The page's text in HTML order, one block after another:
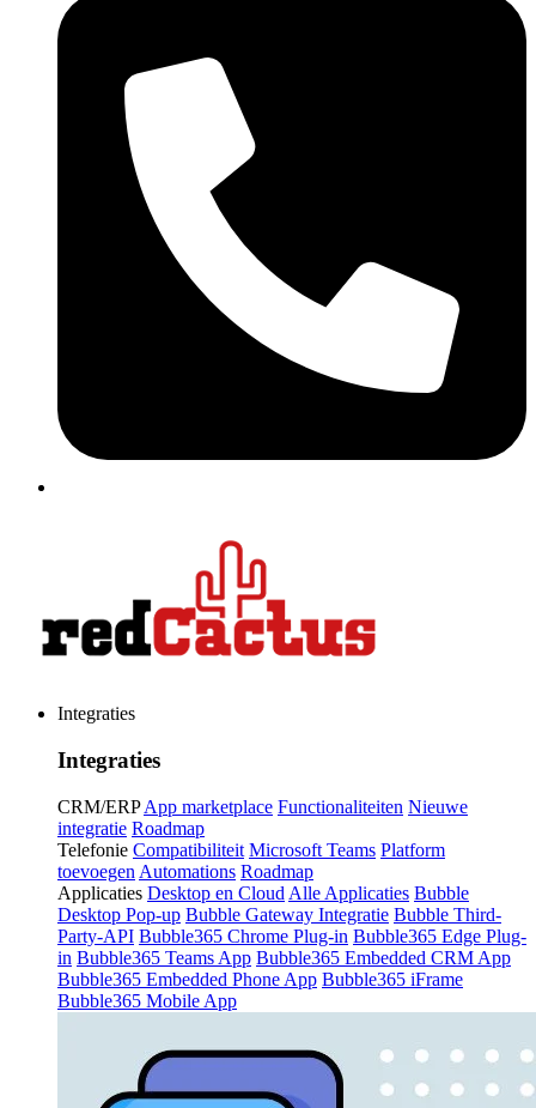
Integraties
Integraties
CRM/ERP App marketplace Functionaliteiten Nieuwe
integratie Roadmap
Telefonie Compatibiliteit Microsoft Teams Platform
toevoegen Automations Roadmap
Applicaties Desktop en Cloud Alle Applicaties Bubble
Desktop Pop-up Bubble Gateway Integratie Bubble Third-
Party-API Bubble365 Chrome Plug-in Bubble365 Edge Plug-
in Bubble365 Teams App Bubble365 Embedded CRM App
Bubble365 Embedded Phone App Bubble365 iFrame
Bubble365 Mobile App